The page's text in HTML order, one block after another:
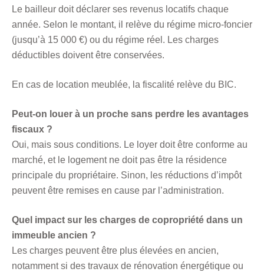
Le bailleur doit déclarer ses revenus locatifs chaque
année. Selon le montant, il relève du régime micro-foncier
(jusqu’à 15 000 €) ou du régime réel. Les charges
déductibles doivent être conservées.
En cas de location meublée, la fiscalité relève du BIC.
Peut-on louer à un proche sans perdre les avantages
fiscaux ?
Oui, mais sous conditions. Le loyer doit être conforme au
marché, et le logement ne doit pas être la résidence
principale du propriétaire. Sinon, les réductions d’impôt
peuvent être remises en cause par l’administration.
Quel impact sur les charges de copropriété dans un
immeuble ancien ?
Les charges peuvent être plus élevées en ancien,
notamment si des travaux de rénovation énergétique ou